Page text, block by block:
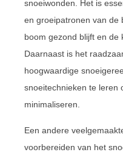
snoeiwonden. Het is
en groeipatronen van de
boom gezond blijft en de
Daarnaast is het
hoogwaardige
snoeitechnieken te leren
minimaliseren.
Een andere
voorbereiden van het